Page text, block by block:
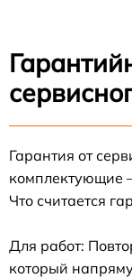
Гарантия от
комплектующие
Что считается
Для работ:
который